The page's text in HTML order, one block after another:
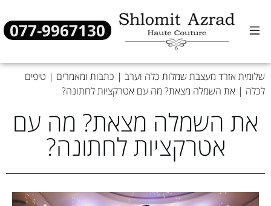
077-9967130
שלומית אזרד מעצבת שמלות כלה וערב | כתבות ומאמרים | טיפים
לכלה | את השמלה מצאת? מה עם אטרקציות לחתונה?
את השמלה מצאת? מה עם
אטרקציות לחתונה?